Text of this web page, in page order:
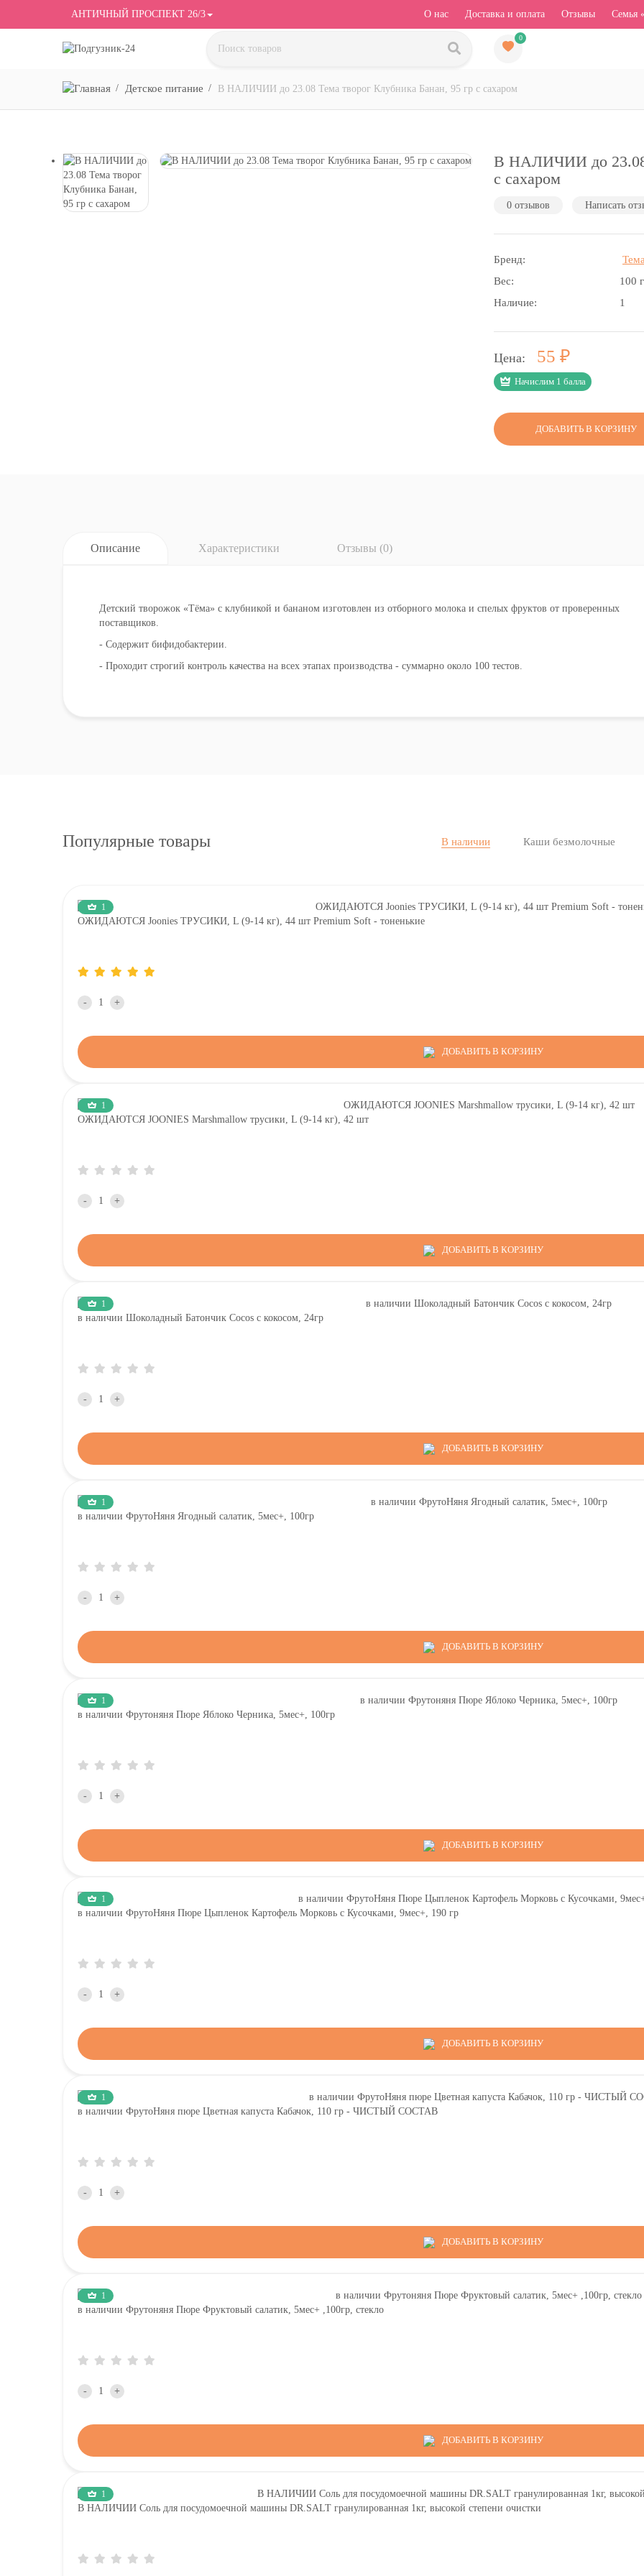
АНТИЧНЫЙ ПРОСПЕКТ 26/3 О нас Доставка и оплата Отзывы Семья
0
Детское питание В НАЛИЧИИ до 23.08 Тема творог Клубника Банан, 95 гр с сахаром
В НАЛИЧИИ до 23.08
с сахаром
0 отзывов Написать
Бренд:
Вес:
100
Наличие:
1
Цена: 55
Начислим 1 балла
ДОБАВИТЬ В КОРЗИНУ
Описание Характеристики Отзывы (0)
Детский творожок «Тёма» с клубникой и бананом изготовлен из отборного молока и спелых фруктов от проверенных
поставщиков.
- Содержит бифидобактерии.
- Проходит строгий контроль качества на всех этапах производства - суммарно около 100 тестов.
Популярные товары В наличии Каши безмолочные
1
ОЖИДАЮТСЯ Joonies ТРУСИКИ, L (9-14 кг), 44 шт Premium Soft - тоненькие
- +
ДОБАВИТЬ В КОРЗИНУ
1
ОЖИДАЮТСЯ JOONIES Marshmallow трусики, L (9-14 кг), 42 шт
- +
ДОБАВИТЬ В КОРЗИНУ
1
в наличии Шоколадный Батончик Cocos с кокосом, 24гр
- +
ДОБАВИТЬ В КОРЗИНУ
1
в наличии ФрутоНяня Ягодный салатик, 5мес+, 100гр
- +
ДОБАВИТЬ В КОРЗИНУ
1
в наличии Фрутоняня Пюре Яблоко Черника, 5мес+, 100гр
- +
ДОБАВИТЬ В КОРЗИНУ
1
в наличии ФрутоНяня Пюре Цыпленок Картофель Морковь с Кусочками, 9мес+, 190 гр
- +
ДОБАВИТЬ В КОРЗИНУ
1
в наличии ФрутоНяня пюре Цветная капуста Кабачок, 110 гр - ЧИСТЫЙ СОСТАВ
- +
ДОБАВИТЬ В КОРЗИНУ
1
в наличии Фрутоняня Пюре Фруктовый салатик, 5мес+ ,100гр, стекло
- +
ДОБАВИТЬ В КОРЗИНУ
1
В НАЛИЧИИ Соль для посудомоечной машины DR.SALT гранулированная 1кг, высокой степени очистки